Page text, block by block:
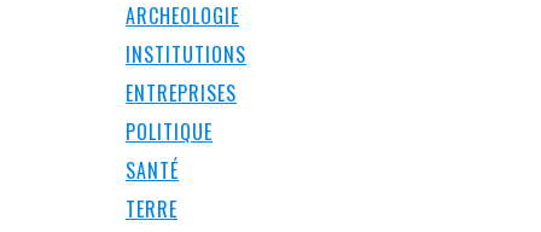
ARCHEOLOGIE
INSTITUTIONS
ENTREPRISES
POLITIQUE
SANTÉ
TERRE